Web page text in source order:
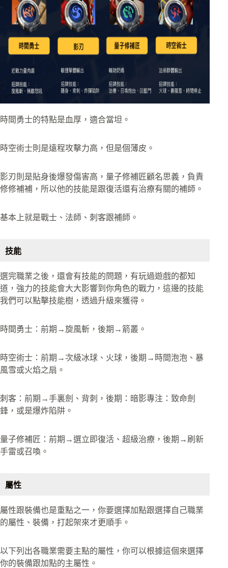
時間勇士的特點是血厚，適合當坦。
時空術士則是遠程攻擊力高，但是個薄皮。
影刃則是貼身後爆發傷害高，量子修補匠顧名思義，負責
修修補補，所以他的技能是跟復活還有治療有關的補師。
基本上就是戰士、法師、刺客跟補師。
技能
選完職業之後，還會有技能的問題，有玩過遊戲的都知
道，強力的技能會大大影響到你角色的戰力，這邊的技能
我們可以點擊技能樹，透過升級來獲得。
時間勇士：前期→旋風斬，後期→箭叢。
時空術士：前期→次級冰球、火球，後期→時間泡泡、暴
風雪或火焰之扇。
刺客：前期→手裏劍、背刺，後期：暗影專注：致命劍
鋒，或是爆炸陷阱。
量子修補匠：前期→選立即復活、超級治療，後期→刷新
手雷或召喚。
屬性
屬性跟裝備也是重點之一，你要選擇加點跟選擇自己職業
的屬性、裝備，打起架來才更順手。
以下列出各職業需要主點的屬性，你可以根據這個來選擇
你的裝備跟加點的主屬性。